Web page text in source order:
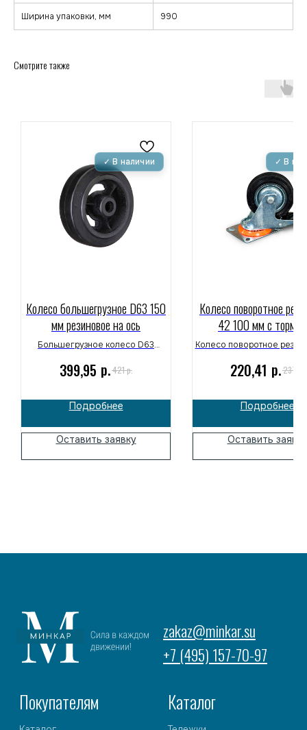
Ширина упаковки, мм 990
Смотрите также
Колесо большегрузное D63 150
мм резиновое на ось
Большегрузное колесо D63
покрытием на ось для складских и
платформенных тележек. Прочное
складского оборудования.
Минкар.
399,95 р.421р.
Подробнее
Оставить заявку
Колесо поворотное
42 100 мм с
Колесо поворотное
промышленное
тележек и
складских
промышленном
перемещения
220,41 р.237
Подробнее
Оставить заявку
Договор оферта
Разработка сайта
Клининговое оборудование
Погрузчики
Реквизиты